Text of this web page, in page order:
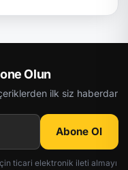
Olun
ilk siz haberdar
Abone Ol
ticari elektronik ileti almayı